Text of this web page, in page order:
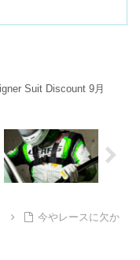
Suit Discount 9月
今やレースに欠か